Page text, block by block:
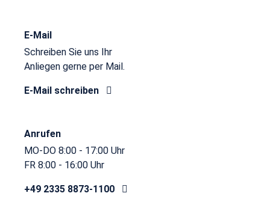
E-Mail
Schreiben Sie uns Ihr
Anliegen gerne per Mail.
E-Mail schreiben
Anrufen
MO-DO 8:00 - 17:00 Uhr
FR 8:00 - 16:00 Uhr
+49 2335 8873-1100